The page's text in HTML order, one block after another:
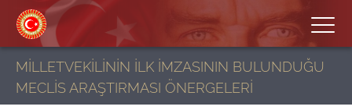
MİLLETVEKİLİNİN İLK İMZASININ BULUNDUĞU
MECLİS ARAŞTIRMASI ÖNERGELERİ